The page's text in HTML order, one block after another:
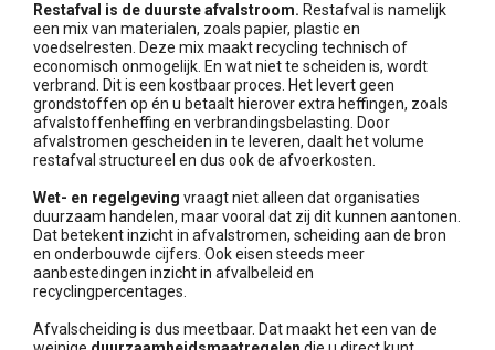
Restafval is de duurste afvalstroom. Restafval is namelijk
een mix van materialen, zoals papier, plastic en
voedselresten. Deze mix maakt recycling technisch of
economisch onmogelijk. En wat niet te scheiden is, wordt
verbrand. Dit is een kostbaar proces. Het levert geen
grondstoffen op én u betaalt hierover extra heffingen, zoals
afvalstoffenheffing en verbrandingsbelasting. Door
afvalstromen gescheiden in te leveren, daalt het volume
restafval structureel en dus ook de afvoerkosten.
Wet- en regelgeving vraagt niet alleen dat organisaties
duurzaam handelen, maar vooral dat zij dit kunnen aantonen.
Dat betekent inzicht in afvalstromen, scheiding aan de bron
en onderbouwde cijfers. Ook eisen steeds meer
aanbestedingen inzicht in afvalbeleid en
recyclingpercentages.
Afvalscheiding is dus meetbaar. Dat maakt het een van de